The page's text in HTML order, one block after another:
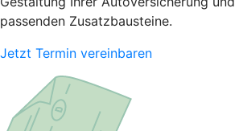
passenden Zusatzbausteine.
Jetzt Termin vereinbaren